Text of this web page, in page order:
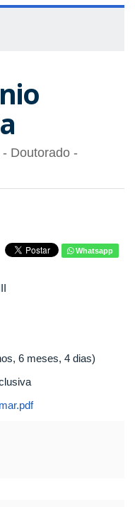
- Doutorado -
Whatsapp
6 meses, 4 dias)